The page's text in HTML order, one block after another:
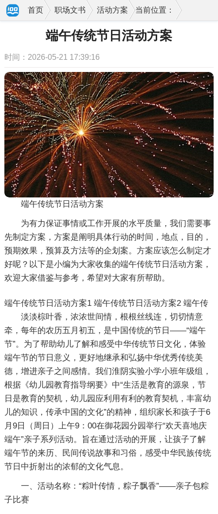
当前位置：
首页 职场文书 活动方案
端午传统节日活动方案
时间：2026-05-21 17:39:16
端午传统节日活动方案
为有力保证事情或工作开展的水平质量，我们需要事
先制定方案，方案是阐明具体行动的时间，地点，目的，
预期效果，预算及方法等的企划案。方案应该怎么制定才
好呢？以下是小编为大家收集的端午传统节日活动方案，
欢迎大家借鉴与参考，希望对大家有所帮助。
端午传统节日活动方案1
淡淡棕叶香，浓浓世间情，根根丝线连，切切情意
牵，每年的农历五月初五，是中国传统的节日――“端午
节”。为了帮助幼儿了解和感受中华传统节日文化，体验
端午节的节日意义，更好地继承和弘扬中华优秀传统美
德，增进亲子之间感情。我们淮阴实验小学小班年级组，
根据《幼儿园教育指导纲要》中“生活是教育的源泉，节
日是教育的契机，幼儿园应利用有利的教育契机，丰富幼
儿的知识，传承中国的文化”的精神，组织家长和孩子于6
月9日（周日）上午9：00在御花园分园举行“欢天喜地庆
端午”亲子系列活动。旨在通过活动的开展，让孩子了解
端午节的来历、民间传说故事和习俗，感受中华民族传统
节日中折射出的浓郁的文化气息。
一、活动名称：“粽叶传情，粽子飘香”――亲子包粽
子比赛
端午传统节日活动方案2 端午传